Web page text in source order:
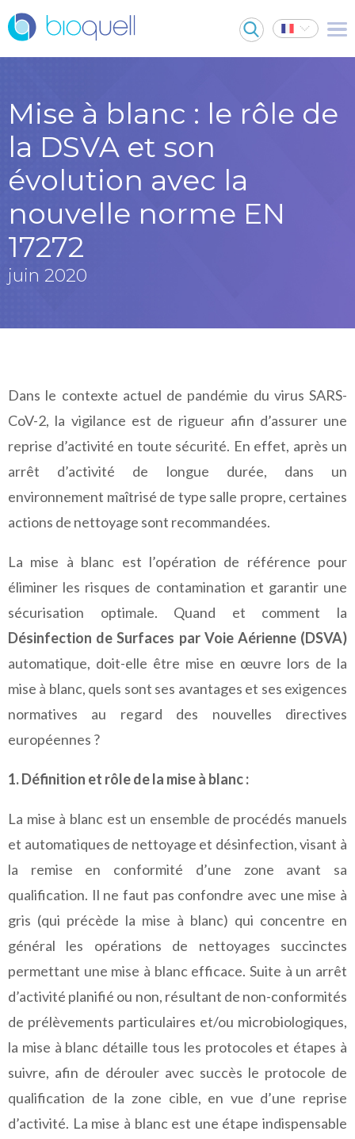
Mise à blanc : le rôle de
la DSVA et son
évolution avec la
nouvelle norme EN
17272
juin 2020
Dans le contexte actuel de pandémie du virus SARS-
CoV-2, la vigilance est de rigueur afin d’assurer une
reprise d’activité en toute sécurité. En effet, après un
arrêt d’activité de longue durée, dans un
environnement maîtrisé de type salle propre, certaines
actions de nettoyage sont recommandées.
La mise à blanc est l’opération de référence pour
éliminer les risques de contamination et garantir une
sécurisation optimale. Quand et comment la
Désinfection de Surfaces par Voie Aérienne (DSVA)
automatique, doit-elle être mise en œuvre lors de la
mise à blanc, quels sont ses avantages et ses exigences
normatives au regard des nouvelles directives
européennes ?
1. Définition et rôle de la mise à blanc :
La mise à blanc est un ensemble de procédés manuels
et automatiques de nettoyage et désinfection, visant à
la remise en conformité d’une zone avant sa
qualification. Il ne faut pas confondre avec une mise à
gris (qui précède la mise à blanc) qui concentre en
général les opérations de nettoyages succinctes
permettant une mise à blanc efficace. Suite à un arrêt
d’activité planifié ou non, résultant de non-conformités
de prélèvements particulaires et/ou microbiologiques,
la mise à blanc détaille tous les protocoles et étapes à
suivre, afin de dérouler avec succès le protocole de
qualification de la zone cible, en vue d’une reprise
d’activité. La mise à blanc est une étape indispensable